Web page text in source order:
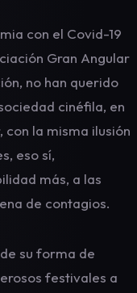
con el Covid-19
Gran Angular
no han querido
cinéfila, en
con la misma ilusión
eso sí,
más, a las
de contagios.
su forma de
festivales a